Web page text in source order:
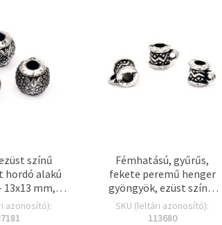
színű
alakú
mm, 5
db (20 g) –
azonosító):
Fémhatású, gyűrűs,
fekete peremű henger
gyöngyök, ezüst színű,
11x8 mm, furat 4 mm - 50
g (~200 db)
SKU (leltári azonosító):
113680